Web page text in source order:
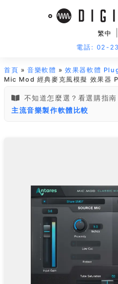
繁中
電話: 02-
首頁 »音樂軟體 »效果器軟體
Mic Mod 經典麥克風模擬 效果器
不知道怎麼選？看選購指南
主流音樂製作軟體比較